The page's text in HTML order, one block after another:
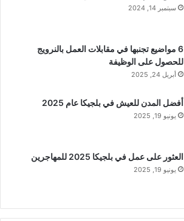
سبتمبر 14, 2024
6 مواضيع تجنبها في مقابلات العمل بالنرويج
للحصول على الوظيفة
أبريل 24, 2025
أفضل المدن للعيش في بلجيكا عام 2025
يونيو 19, 2025
العثور على عمل في بلجيكا 2025 للمهاجرين
يونيو 19, 2025